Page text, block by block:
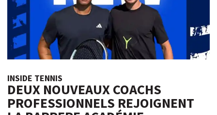
INSIDE TENNIS
DEUX NOUVEAUX COACHS
PROFESSIONNELS REJOIGNENT